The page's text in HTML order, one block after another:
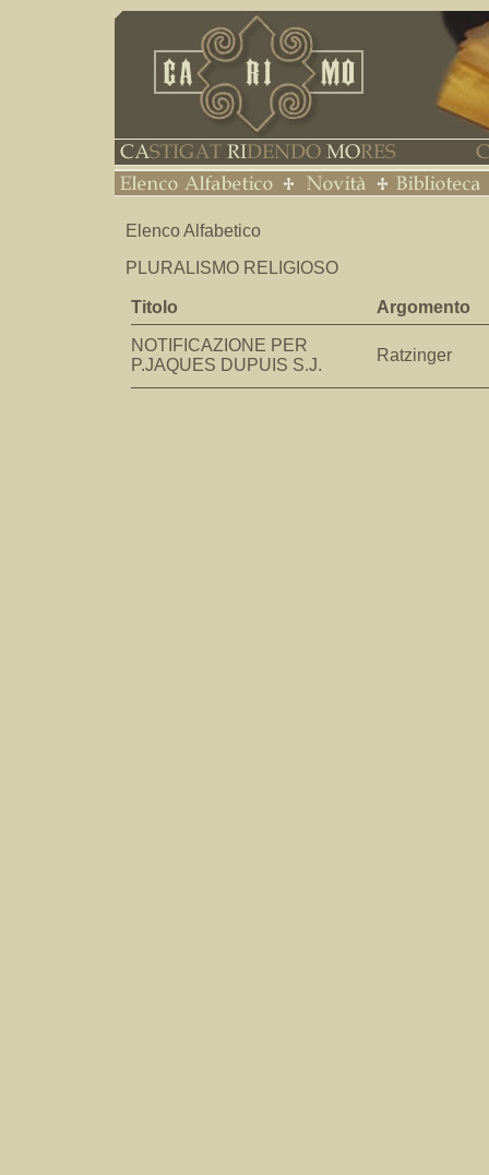
Elenco Alfabetico
PLURALISMO RELIGIOSO
Titolo Argomento
NOTIFICAZIONE PER
P.JAQUES DUPUIS S.J.
Ratzinger